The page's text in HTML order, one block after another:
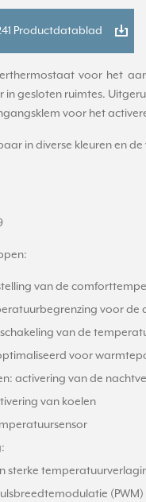
241 Productdatablad
voor het
gesloten ruimtes.
voor het
in diverse kleuren en
van de
voor
van de
voor
activering van de
van koelen
sterke